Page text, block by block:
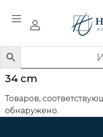
34 cm
Товаров,
обнаружено.